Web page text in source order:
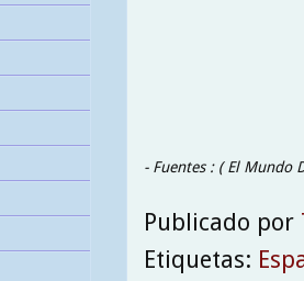
- Fuentes : ( El Mundo
Publicado por
Etiquetas: